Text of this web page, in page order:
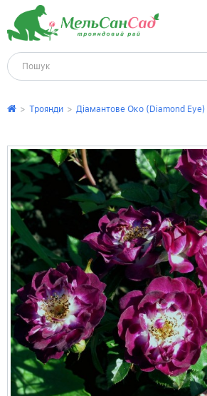
> Троянди > Діамантове Око (Diamond Eye)